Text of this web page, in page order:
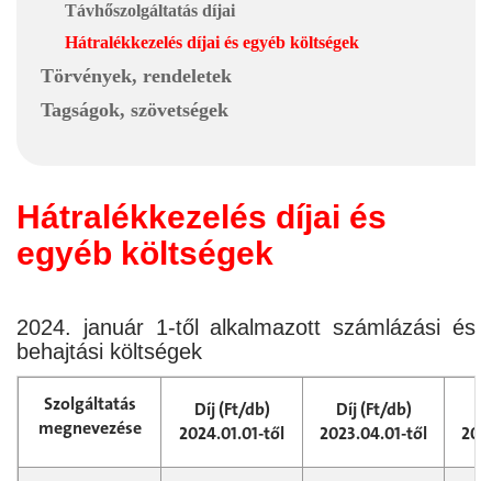
Távhőszolgáltatás díjai
Hátralékkezelés díjai és egyéb költségek
Törvények, rendeletek
Tagságok, szövetségek
Hátralékkezelés díjai és
egyéb költségek
2024. január 1-től alkalmazott számlázási és
behajtási költségek
Szolgáltatás
megnevezése
Díj (Ft/db)
2024.01.01-től
Díj (Ft/db)
2023.04.01-től